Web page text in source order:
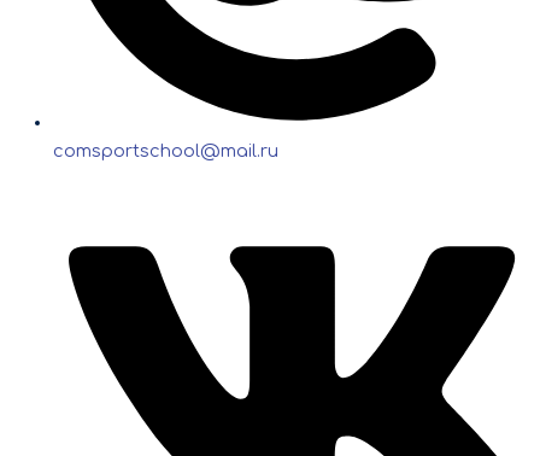
comsportschool@mail.ru